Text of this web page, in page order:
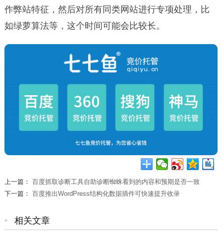
作弊站特征，然后对所有同类网站进行专项处理，比
如绿萝算法等，这个时间可能会比较长。
上一篇： 百度抓取诊断工具自助诊断蜘蛛看到的内容和预期是否一致
下一篇： 百度推出WordPress结构化数据插件可快速提升收录
相关文章